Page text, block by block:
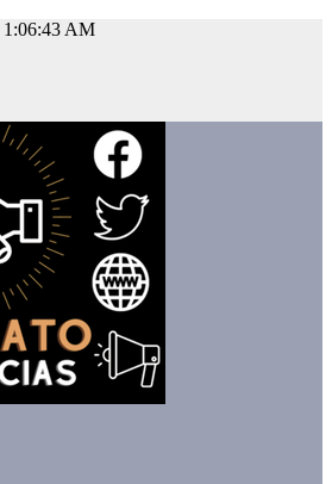
1:06:44 AM